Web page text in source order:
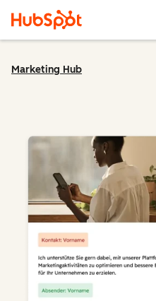
Marketing Hub